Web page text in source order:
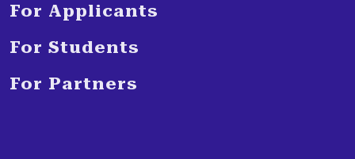
For Applicants
For Students
For Partners